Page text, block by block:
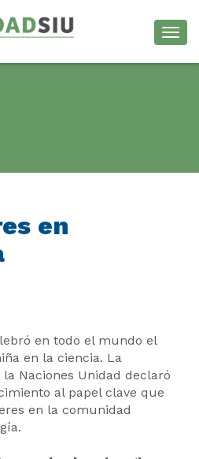
en
en todo el mundo el
en la ciencia. La
Naciones Unidad declaró
al papel clave que
en la comunidad